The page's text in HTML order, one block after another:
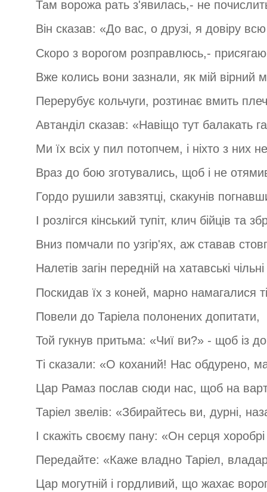
Там ворожа рать з'явилась,- не почислить
Він сказав: «До вас, о друзі, я довіру всю
Скоро з ворогом розправлюсь,-
Вже колись вони зазнали, як мій вірний
Перерубує кольчуги, розтинає вмить
Автанділ сказав: «Навіщо тут балакать
Ми їх всіх у пил потопчем, і ніхто з них
Враз до бою зготувались, щоб і не
Гордо рушили завзятці, скакунів
І розлігся кінський тупіт, клич бійців та
Вниз помчали по узгір'ях, аж ставав
Налетів загін передній на хатавські
Поскидав їх з коней, марно намагалися
Повели до Таріела полонених допитати,
Той гукнув притьма: «Чиї ви?» - щоб із
Ті сказали: «О коханий! Нас обдурено,
Цар Рамаз послав сюди нас, щоб на
Таріел звелів: «Збирайтесь ви, дурні,
І скажіть своєму пану: «Он серця
Передайте: «Каже владно Таріел,
Цар могутній і гордливий, що жахає